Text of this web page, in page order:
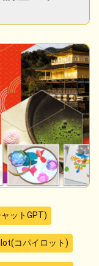
ットGPT)
コパイロット)